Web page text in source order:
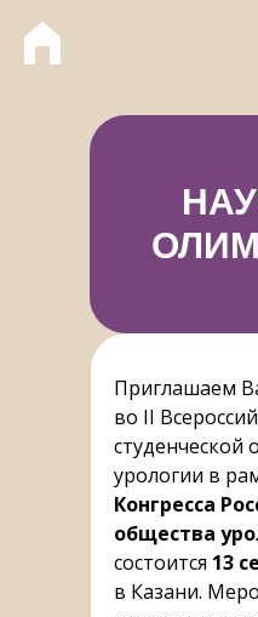
Приглашаем
во II
студенческой
урологии в
Конгресса
общества
состоится 13
в Казани.